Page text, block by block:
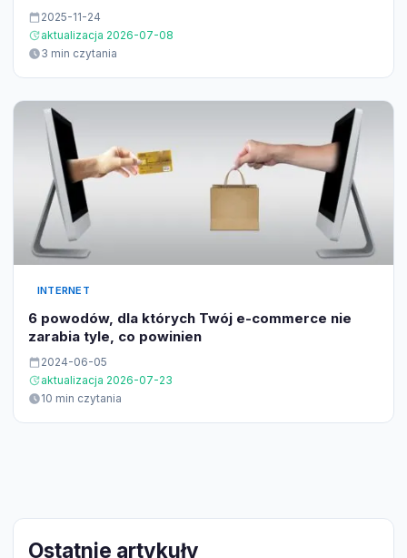
2025-11-24
aktualizacja 2026-07-08
3 min czytania
INTERNET
6 powodów, dla których Twój e-commerce nie
zarabia tyle, co powinien
2024-06-05
aktualizacja 2026-07-23
10 min czytania
Ostatnie artykuły